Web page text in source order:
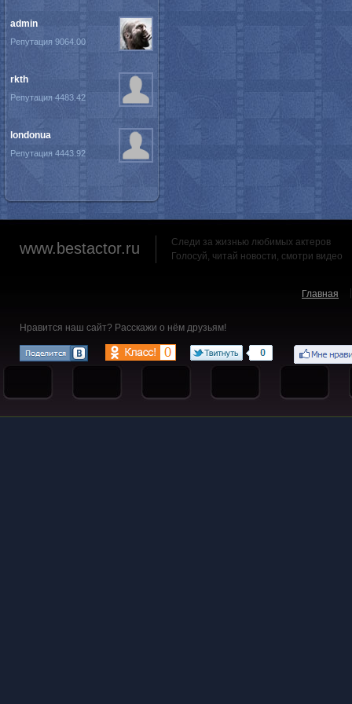
admin
Репутация 9064.00
rkth
Репутация 4483.42
londonua
Репутация 4443.92
www.bestactor.ru
Следи за жизнью любимых актеров
Голосуй, читай новости, смотри видео
Главная
Нравится наш сайт? Расскажи о нём друзьям!